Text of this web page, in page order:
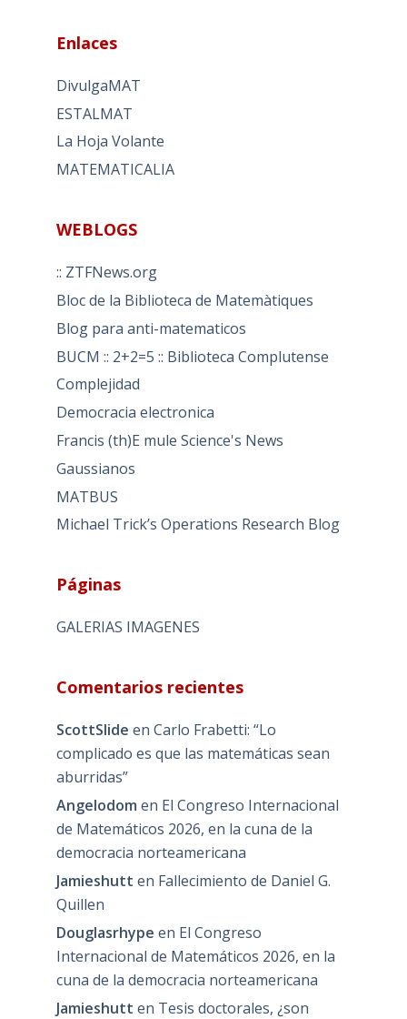
Enlaces
DivulgaMAT
ESTALMAT
La Hoja Volante
MATEMATICALIA
WEBLOGS
:: ZTFNews.org
Bloc de la Biblioteca de Matemàtiques
Blog para anti-matematicos
BUCM :: 2+2=5 :: Biblioteca Complutense
Complejidad
Democracia electronica
Francis (th)E mule Science's News
Gaussianos
MATBUS
Michael Trick’s Operations Research Blog
Páginas
GALERIAS IMAGENES
Comentarios recientes
ScottSlide en Carlo Frabetti: “Lo
complicado es que las matemáticas sean
aburridas”
Angelodom en El Congreso Internacional
de Matemáticos 2026, en la cuna de la
democracia norteamericana
Jamieshutt en Fallecimiento de Daniel G.
Quillen
Douglasrhype en El Congreso
Internacional de Matemáticos 2026, en la
cuna de la democracia norteamericana
Jamieshutt en Tesis doctorales, ¿son